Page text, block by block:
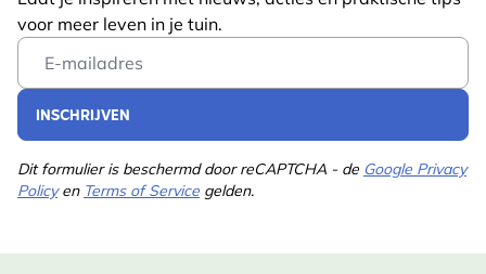
vroege zomer; vogels kunnen de zaadjes eten in het
najaar.
Ontwerp Inspiratie:
In een landelijke bloemenweide of (half)natuurlijke
border combineer je Weidesalie met Knoopkruid,
Margrieten of Zwarte toorts voor een speels, wild
Gewicht
Diersoort
Kleur
Potgrootte 11cm
Lees meer
voor meer leven in je tuin.
Email Address
INSCHRIJVEN
Dit formulier is beschermd door reCAPTCHA - de Google Privacy
Policyen Terms of Service gelden.